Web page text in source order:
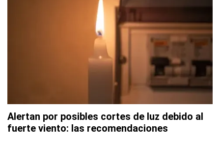
Alertan por posibles cortes de luz debido al
fuerte viento: las recomendaciones